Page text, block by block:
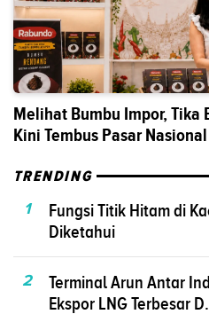
Melihat Bumbu Impor, Tika
Kini Tembus Pasar Nasional
TRENDING
1
Fungsi Titik Hitam di
Diketahui
2
Terminal Arun Antar
Ekspor LNG Terbesar